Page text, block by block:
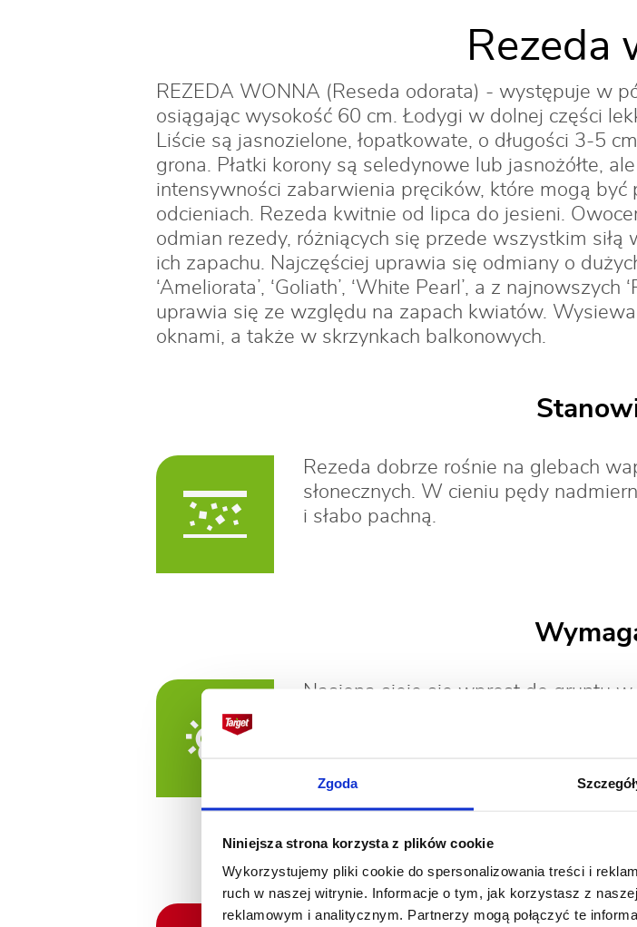
Zgoda
Niniejsza strona korzysta z plików cookie
Wykorzystujemy pliki cookie do spersonalizowania treści i
ruch w naszej witrynie. Informacje o tym, jak korzystasz z
reklamowym i analitycznym. Partnerzy mogą połączyć te
Rezeda
REZEDA WONNA (Reseda odorata) - występuje w
osiągając wysokość 60 cm. Łodygi w dolnej części
Liście są jasnozielone, łopatkowate, o długości 3-5
grona. Płatki korony są seledynowe lub jasnożółte,
intensywności zabarwienia pręcików, które mogą
odcieniach. Rezeda kwitnie od lipca do jesieni.
odmian rezedy, różniących się przede wszystkim
ich zapachu. Najczęściej uprawia się odmiany o
‘Ameliorata’, ‘Goliath’, ‘White Pearl’, a z
uprawia się ze względu na zapach kwiatów.
oknami, a także w skrzynkach balkonowych.
Rezeda dobrze rośnie na glebach
słonecznych. W cieniu pędy
i słabo pachną.
Nasiona sieje się wprost do gruntu
pozostawiając rośliny co 5 cm.
Najczęściej
Mączniak rzekomy - nieregularne,